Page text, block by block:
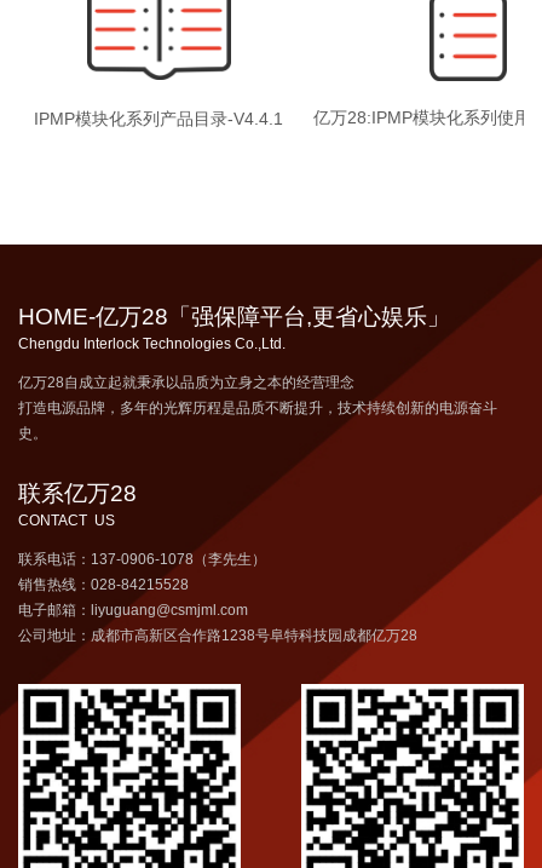
IPMP模块化系列产品目录-V4.4.1 亿万28:IPMP模块化系列使用
HOME-亿万28「强保障平台,更省心娱乐」
Chengdu Interlock Technologies Co.,Ltd.
亿万28自成立起就秉承以品质为立身之本的经营理念
打造电源品牌，多年的光辉历程是品质不断提升，技术持续创新的电源奋斗
史。
联系亿万28
CONTACT US
联系电话：137-0906-1078（李先生）
销售热线：028-84215528
电子邮箱：liyuguang@csmjml.com
公司地址：成都市高新区合作路1238号阜特科技园成都亿万28